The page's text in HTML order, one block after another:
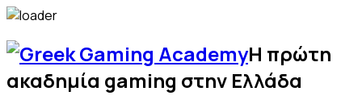
Skip
content
Η πρώτη
ακαδημία gaming στην Ελλάδα